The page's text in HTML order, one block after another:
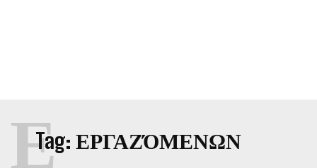
Tag: ΕΡΓΑΖΌΜΕΝΩΝ
Ε